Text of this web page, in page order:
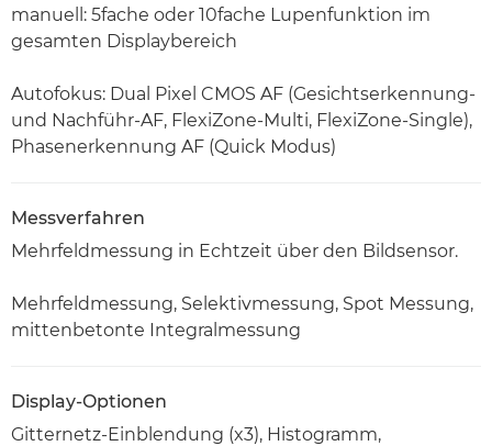
manuell: 5fache oder 10fache Lupenfunktion im
gesamten Displaybereich
Autofokus: Dual Pixel CMOS AF (Gesichtserkennung-
und Nachführ-AF, FlexiZone-Multi, FlexiZone-Single),
Phasenerkennung AF (Quick Modus)
Messverfahren
Mehrfeldmessung in Echtzeit über den Bildsensor.
Mehrfeldmessung, Selektivmessung, Spot Messung,
mittenbetonte Integralmessung
Display-Optionen
Gitternetz-Einblendung (x3), Histogramm,